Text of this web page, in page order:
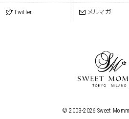
Twitter メルマガ
© 2003-2026 Sweet